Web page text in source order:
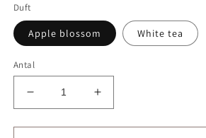
Duft
Apple blossom White tea
Antal
Reducer
antallet
for
Øg
antallet
for